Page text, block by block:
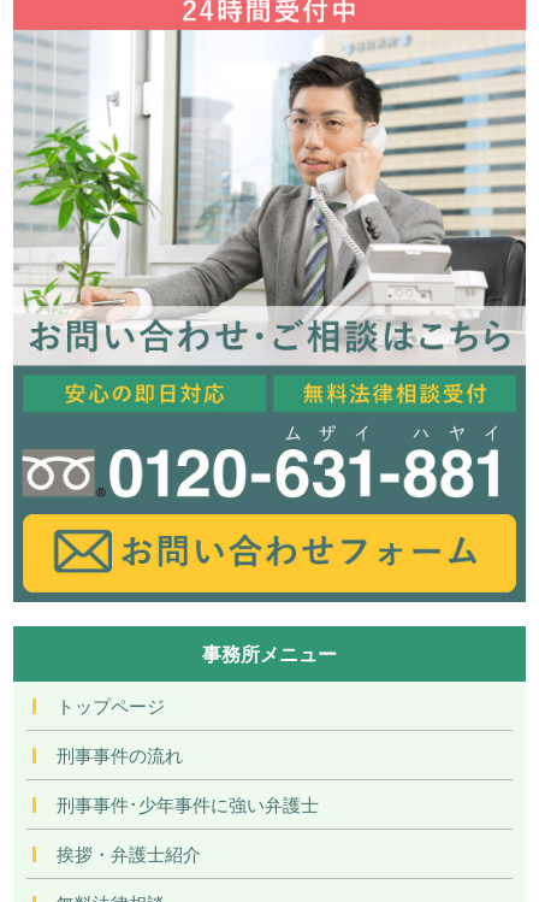
事務所メニュー
トップページ
刑事事件の流れ
刑事事件･少年事件に強い弁護士
挨拶・弁護士紹介